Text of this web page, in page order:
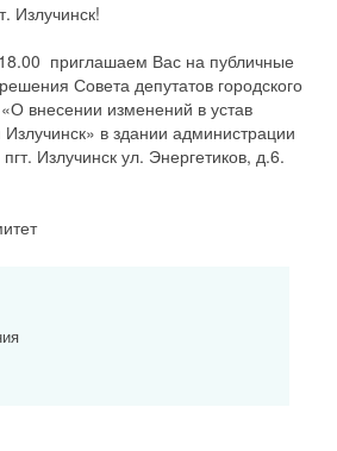
Излучинск!
приглашаем Вас на публичные
Совета депутатов городского
внесении изменений в устав
Излучинск» в здании администрации
Излучинск ул. Энергетиков, д.6.